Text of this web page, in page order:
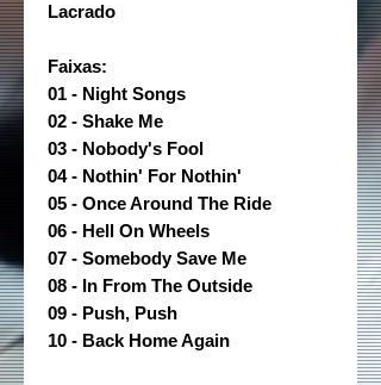
Lacrado
Faixas:
01 - Night Songs
02 - Shake Me
03 - Nobody's Fool
04 - Nothin' For Nothin'
05 - Once Around The Ride
06 - Hell On Wheels
07 - Somebody Save Me
08 - In From The Outside
09 - Push, Push
10 - Back Home Again